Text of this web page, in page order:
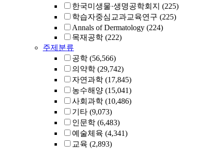
한국미생물·생명공학회지 (225)
학습자중심교과교육연구 (225)
Annals of Dermatology (224)
목재공학 (222)
주제분류
공학 (56,566)
의약학 (29,742)
자연과학 (17,845)
농수해양 (15,041)
사회과학 (10,486)
기타 (9,073)
인문학 (6,483)
예술체육 (4,341)
교육 (2,893)